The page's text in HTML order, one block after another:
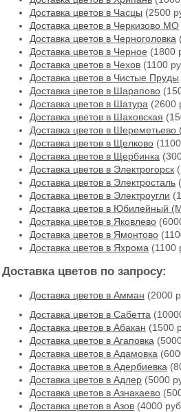
Доставка цветов в Часцы (2500
Доставка цветов в Черкизово МО
Доставка цветов в Черноголовка
Доставка цветов в Черное (1800
Доставка цветов в Чехов (1100
Доставка цветов в Чистые Пруды
Доставка цветов в Шарапово
Доставка цветов в Шатура (2600
Доставка цветов в Шаховская
Доставка цветов в
Доставка цветов в Щелково
Доставка цветов в Щербинка
Доставка цветов в Электрогорск
Доставка цветов в Электросталь
Доставка цветов в Электроугли
Доставка цветов в Юбилейный
Доставка цветов в Яковлево
Доставка цветов в Ямонтово
Доставка цветов в Яхрома (1100
Доставка цветов по запросу:
Доставка цветов в Амман (2000
Доставка цветов в Cабетта
Доставка цветов в Абакан (1500
Доставка цветов в Агаповка
Доставка цветов в Адамовка
Доставка цветов в Адербиевка
Доставка цветов в Адлер (5000
Доставка цветов в Азнакаево
Доставка цветов в Азов (4000